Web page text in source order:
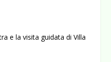
e la visita guidata di Villa